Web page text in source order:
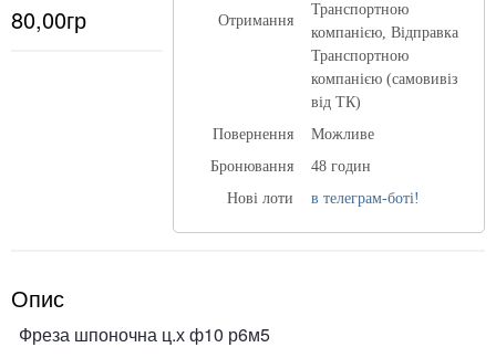
80,00гр
Отримання
Транспортною
компанією, Відправка
Транспортною
компанією (самовивіз
від ТК)
Повернення
Можливе
Бронювання
48 годин
Нові лоти
в телеграм-боті!
Опис
Фреза шпоночна ц.х ф10 р6м5